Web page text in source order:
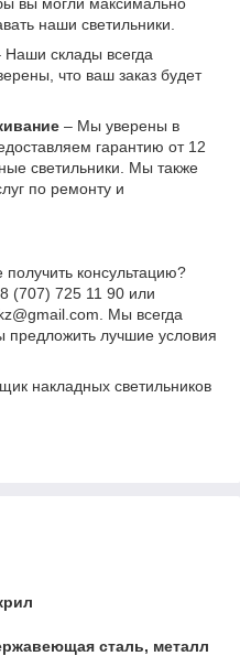
вы могли максимально
наши светильники.
Наши склады всегда
что ваш заказ будет
– Мы уверены в
гарантию от 12
светильники. Мы также
по ремонту и
получить консультацию?
(707) 725 11 90 или
Мы всегда
лучшие условия
накладных светильников
сталь, металл